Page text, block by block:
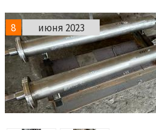
8 июня 2023